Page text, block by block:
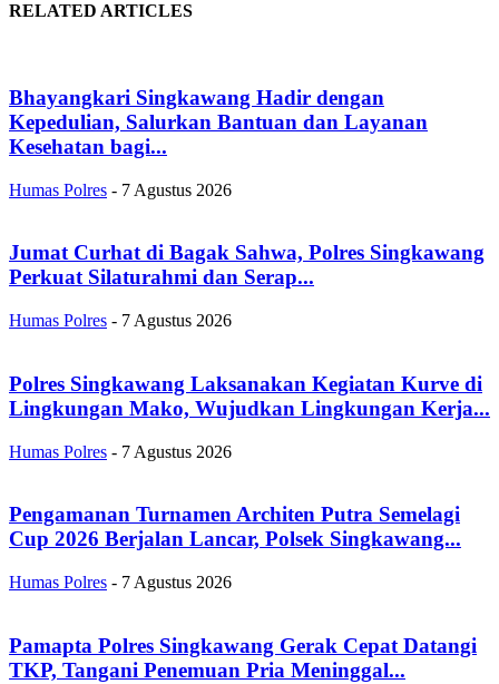
RELATED ARTICLES
Bhayangkari Singkawang Hadir dengan
Kepedulian, Salurkan Bantuan dan Layanan
Kesehatan bagi...
Humas Polres - 7 Agustus 2026
Jumat Curhat di Bagak Sahwa, Polres Singkawang
Perkuat Silaturahmi dan Serap...
Humas Polres - 7 Agustus 2026
Polres Singkawang Laksanakan Kegiatan Kurve di
Lingkungan Mako, Wujudkan Lingkungan Kerja...
Humas Polres - 7 Agustus 2026
Pengamanan Turnamen Architen Putra Semelagi
Cup 2026 Berjalan Lancar, Polsek Singkawang...
Humas Polres - 7 Agustus 2026
Pamapta Polres Singkawang Gerak Cepat Datangi
TKP, Tangani Penemuan Pria Meninggal...